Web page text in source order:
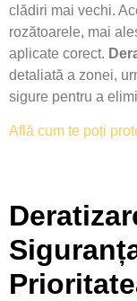
clădiri mai vechi.
rozătoarele, mai
aplicate corect.
detaliată a zonei,
sigure pentru a
Află cum te poți